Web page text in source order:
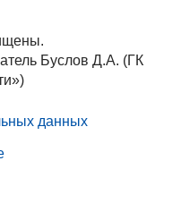
Буслов Д.А. (ГК
данных